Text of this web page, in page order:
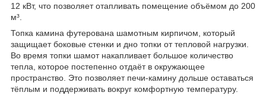
12 кВт, что позволяет отапливать помещение объёмом до 200
м³.
Топка камина футерована шамотным кирпичом, который
защищает боковые стенки и дно топки от тепловой нагрузки.
Во время топки шамот накапливает большое количество
тепла, которое постепенно отдаёт в окружающее
пространство. Это позволяет печи-камину дольше оставаться
тёплым и поддерживать вокруг комфортную температуру.